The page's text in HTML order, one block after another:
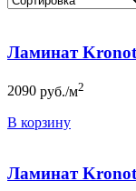
Ламинат
2090 руб./м2
В корзину
Ламинат